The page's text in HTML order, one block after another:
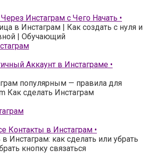
Инстаграм с Чего Начать •
в Инстаграм | Как создать с нуля и
| Обучающий
Аккаунт в Инстаграме •
популярным — правила для
Как сделать Инстаграм
Контакты в Инстаграм •
Инстаграм: как сделать или убрать
кнопку связаться